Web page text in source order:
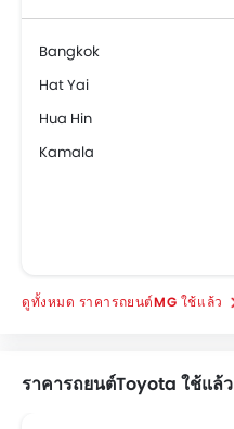
Bangkok
Hat Yai
Hua Hin
Kamala
ราคารถยนต์MG ใช้แล้ว
ราคารถยนต์Toyota ใช้แล้ว